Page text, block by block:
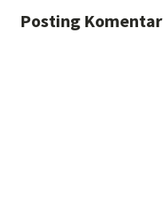
Posting Komentar